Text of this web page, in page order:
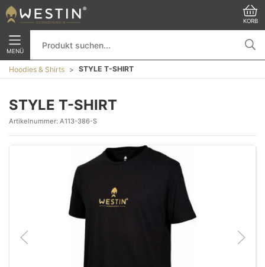
KORB
MENÜ
Hoodies & Shirts STYLE T-SHIRT
STYLE T-SHIRT
Artikelnummer: A113-386-S